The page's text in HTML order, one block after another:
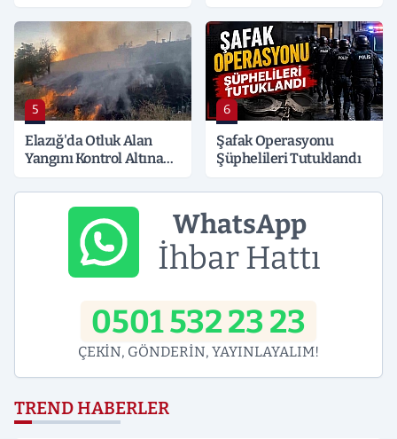
5
Elazığ'da Otluk Alan
Yangını Kontrol Altına
6
Şafak Operasyonu
Şüphelileri Tutuklandı
WhatsApp
İhbar Hattı
0501 532 23 23
ÇEKİN, GÖNDERİN, YAYINLAYALIM!
TREND HABERLER